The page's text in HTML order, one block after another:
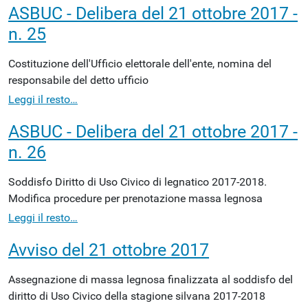
ASBUC - Delibera del 21 ottobre 2017 -
n. 25
Costituzione dell'Ufficio elettorale dell'ente, nomina del
responsabile del detto ufficio
Leggi il resto…
ASBUC - Delibera del 21 ottobre 2017 -
n. 26
Soddisfo Diritto di Uso Civico di legnatico 2017-2018.
Modifica procedure per prenotazione massa legnosa
Leggi il resto…
Avviso del 21 ottobre 2017
Assegnazione di massa legnosa finalizzata al soddisfo del
diritto di Uso Civico della stagione silvana 2017-2018